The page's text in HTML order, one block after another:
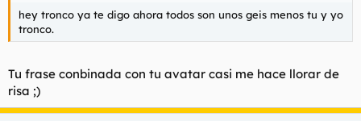
hey tronco ya te digo ahora todos son unos geis menos tu y yo
tronco.
Tu frase conbinada con tu avatar casi me hace llorar de
risa ;)